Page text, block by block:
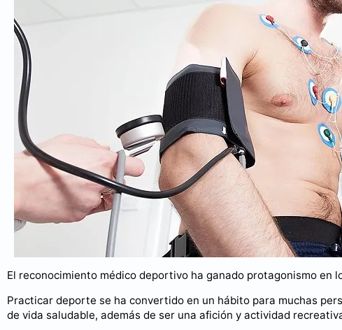
El reconocimiento médico deportivo ha ganado protagonismo en
Practicar deporte se ha convertido en un hábito para muchas
de vida saludable, además de ser una afición y actividad